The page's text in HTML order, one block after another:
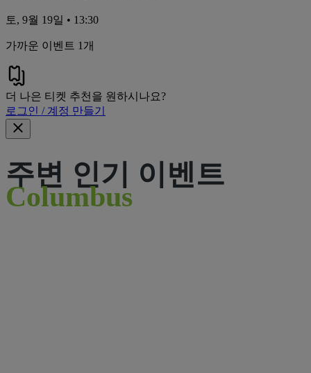
토, 9월 19일 • 13:30
가까운 이벤트 1개
더 나은 티켓 추천을 원하시나요?
로그인 / 계정 만들기
주변 인기 이벤트
Columbus